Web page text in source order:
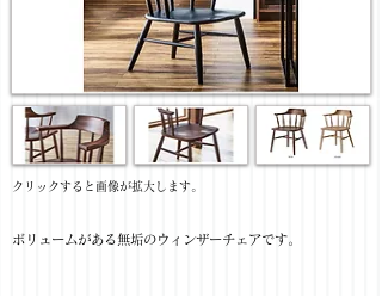
​クリックすると画像が拡大します。
ボリュームがある無垢のウィンザーチェアです。